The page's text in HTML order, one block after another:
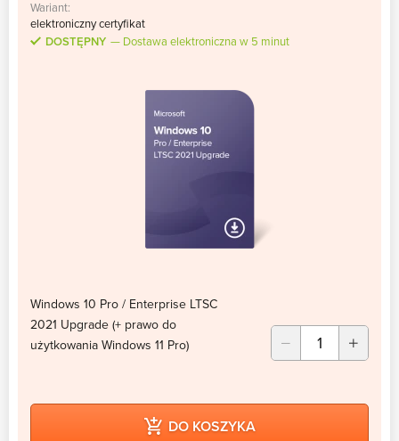
Wariant:
elektroniczny certyfikat
DOSTĘPNY
Dostawa elektroniczna w 5 minut
Windows 10 Pro / Enterprise LTSC
2021 Upgrade (+ prawo do
użytkowania Windows 11 Pro)
DO KOSZYKA